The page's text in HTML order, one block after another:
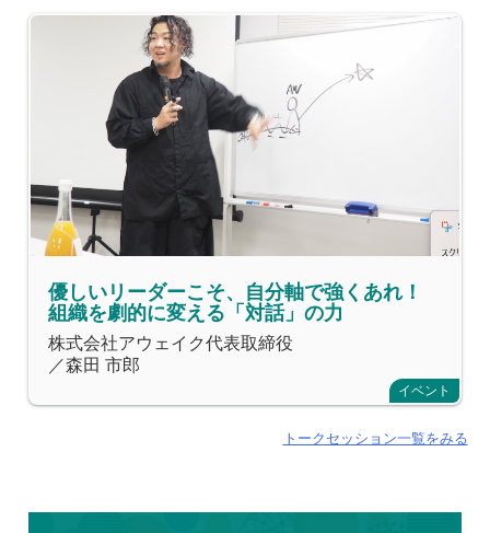
優しいリーダーこそ、自分軸で強くあれ！
組織を劇的に変える「対話」の力
株式会社アウェイク代表取締役
／森田 市郎
イベント
トークセッション一覧をみる